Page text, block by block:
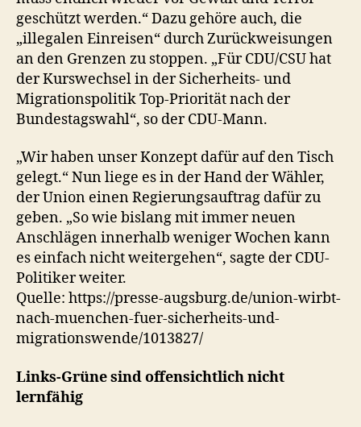
geschützt werden.“ Dazu gehöre auch, die
„illegalen Einreisen“ durch Zurückweisungen
an den Grenzen zu stoppen. „Für CDU/CSU hat
der Kurswechsel in der Sicherheits- und
Migrationspolitik Top-Priorität nach der
Bundestagswahl“, so der CDU-Mann.
„Wir haben unser Konzept dafür auf den Tisch
gelegt.“ Nun liege es in der Hand der Wähler,
der Union einen Regierungsauftrag dafür zu
geben. „So wie bislang mit immer neuen
Anschlägen innerhalb weniger Wochen kann
es einfach nicht weitergehen“, sagte der CDU-
Politiker weiter.
Quelle: https://presse-augsburg.de/union-wirbt-
nach-muenchen-fuer-sicherheits-und-
migrationswende/1013827/
Links-Grüne sind offensichtlich nicht
lernfähig